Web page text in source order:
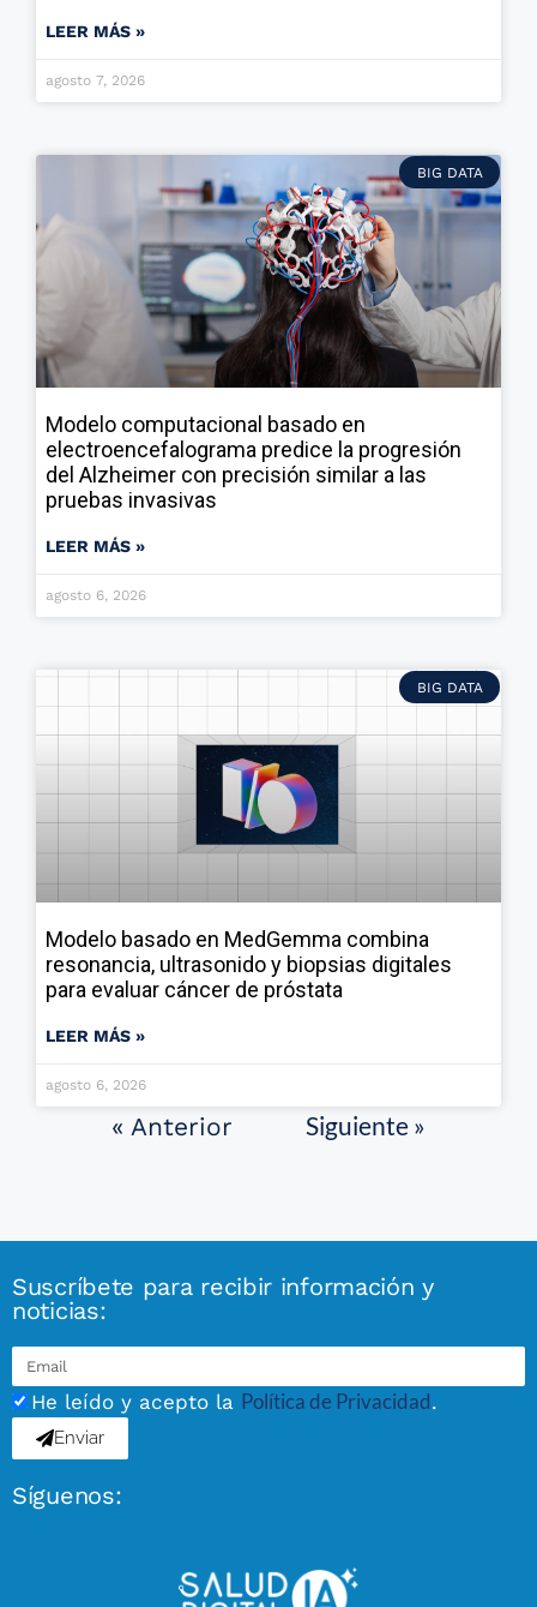
LEER MÁS »
agosto 7, 2026
BIG DATA
Modelo computacional basado en
electroencefalograma predice la progresión
del Alzheimer con precisión similar a las
pruebas invasivas
LEER MÁS »
agosto 6, 2026
BIG DATA
Modelo basado en MedGemma combina
resonancia, ultrasonido y biopsias digitales
para evaluar cáncer de próstata
LEER MÁS »
agosto 6, 2026
« Anterior Siguiente »
Suscríbete para recibir información y
noticias:
He leído y acepto la Política de Privacidad.
Enviar
Síguenos: